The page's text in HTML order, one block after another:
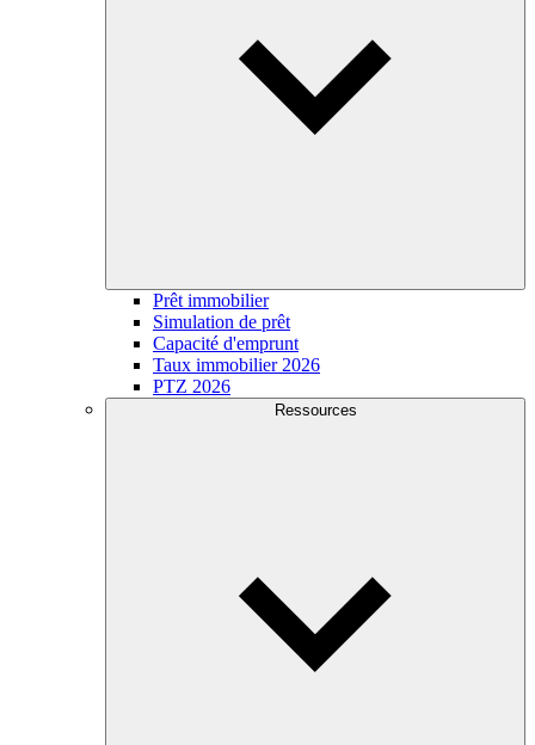
Prêt immobilier
Simulation de prêt
Capacité d'emprunt
Taux immobilier 2026
PTZ 2026
Ressources